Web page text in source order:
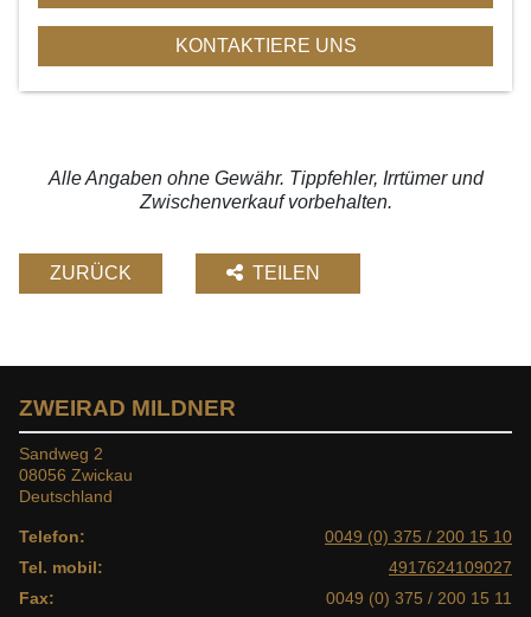
KONTAKTIERE UNS
Alle Angaben ohne Gewähr. Tippfehler, Irrtümer und
Zwischenverkauf vorbehalten.
ZURÜCK TEILEN
ZWEIRAD MILDNER
Sandweg 2
08056 Zwickau
Deutschland
Telefon:
0049 (0) 375 / 200 15 10
Tel. mobil:
4917624109027
Fax:
0049 (0) 375 / 200 15 11